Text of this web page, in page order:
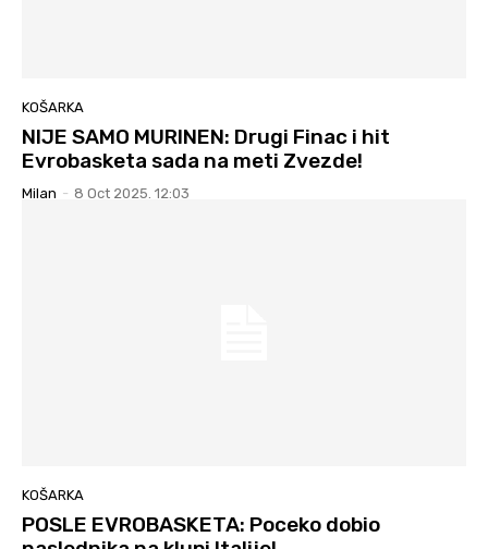
KOŠARKA
NIJE SAMO MURINEN: Drugi Finac i hit
Evrobasketa sada na meti Zvezde!
Milan - 8 Oct 2025. 12:03
KOŠARKA
POSLE EVROBASKETA: Poceko dobio